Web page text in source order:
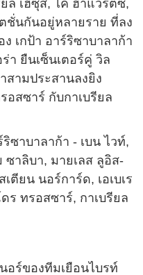
ล เฮซุส, ไค ฮาแวร์ตซ์,
ชั่นกันอยู่หลายราย ที่ลง
เกป้า อาร์ริซาบาลาก้า
า ยืนเซ็นเตอร์คู่ วิล
สามประสานลงยิง
อสซาร์ กับกาเบรียล
ริซาบาลาก้า - เบน ไวท์,
ซาลิบา, มายเลส ลูอิส-
ตียน นอร์การ์ด, เอเบเร
ร ทรอสซาร์, กาเบรียล
อร์ของทีมเยือนไบรท์